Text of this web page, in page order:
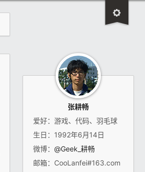
张耕畅
爱好：游戏、代码、羽毛球
生日：1992年6月14日
微博： @Geek_耕畅
邮箱：CooLanfei#163.com